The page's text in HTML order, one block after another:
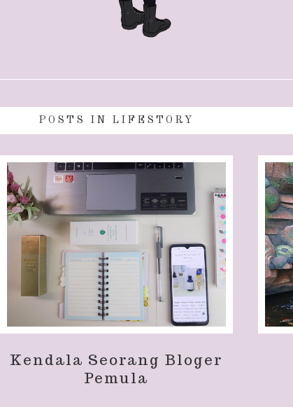
POSTS IN LIFESTORY
Kendala Seorang Bloger
Pemula